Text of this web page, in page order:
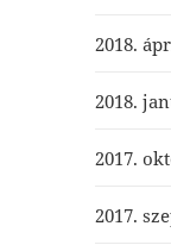
2018.
2018.
2017.
2017.